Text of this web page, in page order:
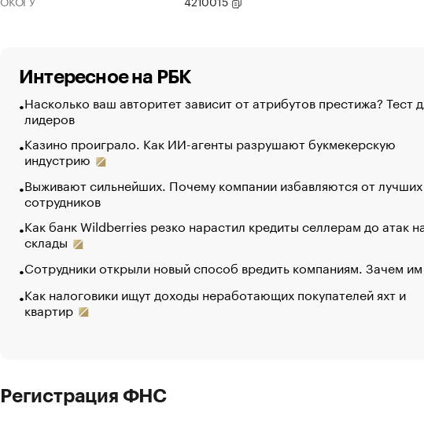
Интересное на РБК
Насколько ваш авторитет зависит от атрибутов престижа? Тест
лидеров
Казино проиграло. Как ИИ-агенты разрушают букмекерскую
индустрию
Выживают сильнейших. Почему компании избавляются от лучших
сотрудников
Как банк Wildberries резко нарастил кредиты селлерам до атак
склады
Сотрудники открыли новый способ вредить компаниям. Зачем
Как налоговики ищут доходы неработающих покупателей яхт и
квартир
Регистрация ФНС